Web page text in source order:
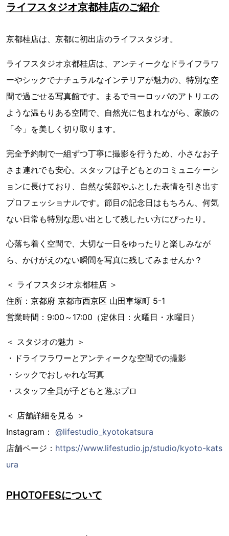
ライフスタジオ京都桂店のご紹介
京都桂店は、京都に初出店のライフスタジオ。
ライフスタジオ京都桂店は、アンティークなドライフラワ
ーやシックでナチュラルなインテリアが魅力の、特別な空
間で過ごせる写真館です。まるでヨーロッパのアトリエの
ような温もりある空間で、自然光に包まれながら、家族の
「今」を美しく切り取ります。
完全予約制で一組ずつ丁寧に撮影を行うため、小さなお子
さま連れでも安心。スタッフは子どもとのコミュニケーシ
ョンに長けており、自然な笑顔やふとした表情を引き出す
プロフェッショナルです。節目の記念日はもちろん、何気
ない日常も特別な思い出として残したい方にぴったり。
心落ち着く空間で、大切な一日をゆったりと楽しみなが
ら、かけがえのない瞬間を写真に残してみませんか？
＜ ライフスタジオ京都桂店 ＞
住所：京都府 京都市西京区 山田車塚町 5-1
営業時間：9:00～17:00（定休日：火曜日・水曜日）
＜ スタジオの魅力 ＞
・ドライフラワーとアンティークな空間での撮影
・シックでおしゃれな写真
・スタッフ全員が子どもと遊ぶプロ
＜ 店舗詳細を見る ＞
Instagram： @lifestudio_kyotokatsura
店舗ページ： https://www.lifestudio.jp/studio/kyoto-kats
ura
PHOTOFESについて